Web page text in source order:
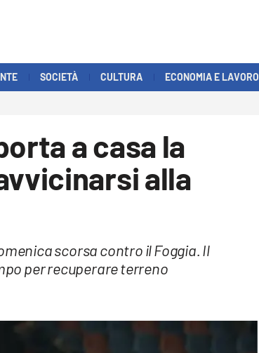
SOCIETÀ CULTURA ECONOMIA E LAVORO
a casa la
alla
scorsa contro il Foggia. Il
per recuperare terreno